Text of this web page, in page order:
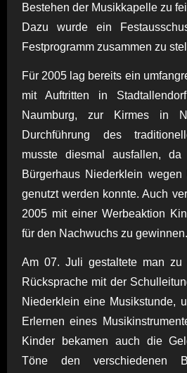
Bestehen der Musikkapelle zu
Dazu wurde ein
Festprogramm zusammen zu
Für 2005 lag bereits ein
mit Auftritten in
Naumburg, zur Kirmes in
Durchführung des
musste diesmal ausfallen,
Bürgerhaus Niederklein
genutzt werden konnte. Auch
2005 mit einer Werbeaktion
für den Nachwuchs zu gewinnen.
Am 07. Juli gestaltete man zu
Rücksprache mit der
Niederklein eine Musikstunde,
Erlernen eines
Kinder bekamen auch die
Töne den verschiedenen